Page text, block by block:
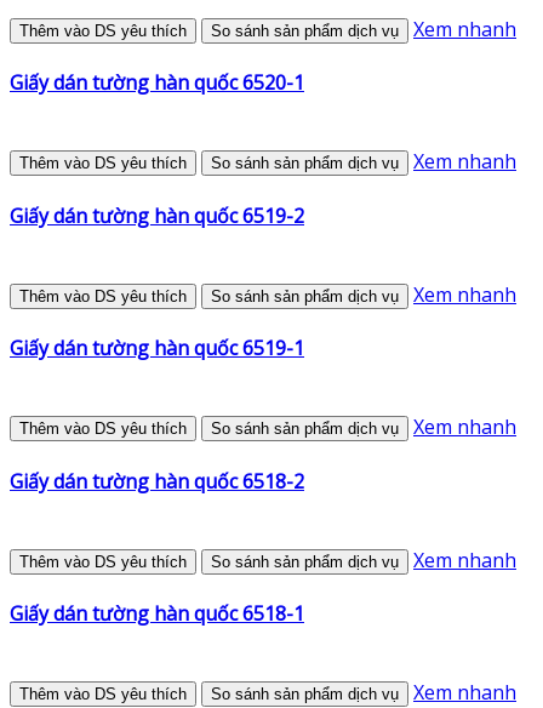
Thêm vào DS yêu thích So sánh sản phẩm dịch vụ Xem nhanh
Giấy dán tường hàn quốc 6520-1
Thêm vào DS yêu thích So sánh sản phẩm dịch vụ Xem nhanh
Giấy dán tường hàn quốc 6519-2
Thêm vào DS yêu thích So sánh sản phẩm dịch vụ Xem nhanh
Giấy dán tường hàn quốc 6519-1
Thêm vào DS yêu thích So sánh sản phẩm dịch vụ Xem nhanh
Giấy dán tường hàn quốc 6518-2
Thêm vào DS yêu thích So sánh sản phẩm dịch vụ Xem nhanh
Giấy dán tường hàn quốc 6518-1
Thêm vào DS yêu thích So sánh sản phẩm dịch vụ Xem nhanh